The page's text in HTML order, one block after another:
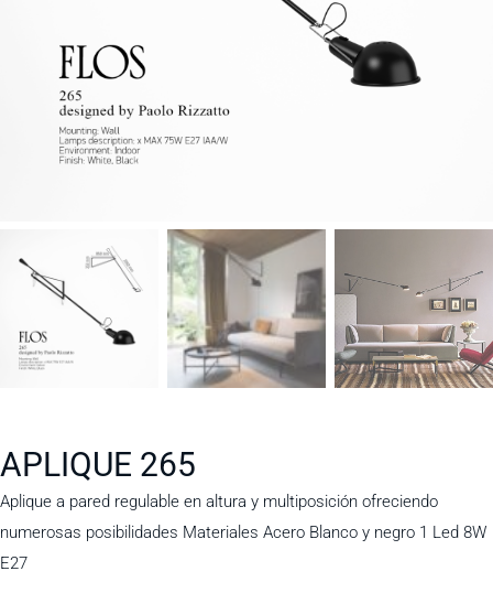
APLIQUE 265
Aplique a pared regulable en altura y multiposición ofreciendo
numerosas posibilidades Materiales Acero Blanco y negro 1 Led 8W
E27